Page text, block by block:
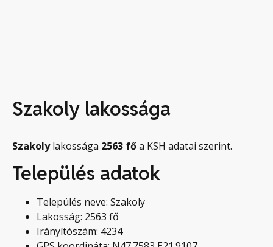
Szakoly lakossága
Szakolylakossága 2563 főa KSH adatai szerint.
Település adatok
Település neve: Szakoly
Lakosság: 2563 fő
Irányítószám: 4234